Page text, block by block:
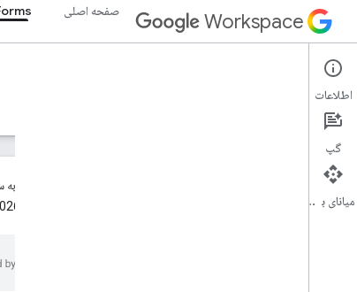
Workspace صفحه اصلی
Google Forms
نمای کلی
اطلاعات
گپ
میانای برنامه‌سازی کاربردی